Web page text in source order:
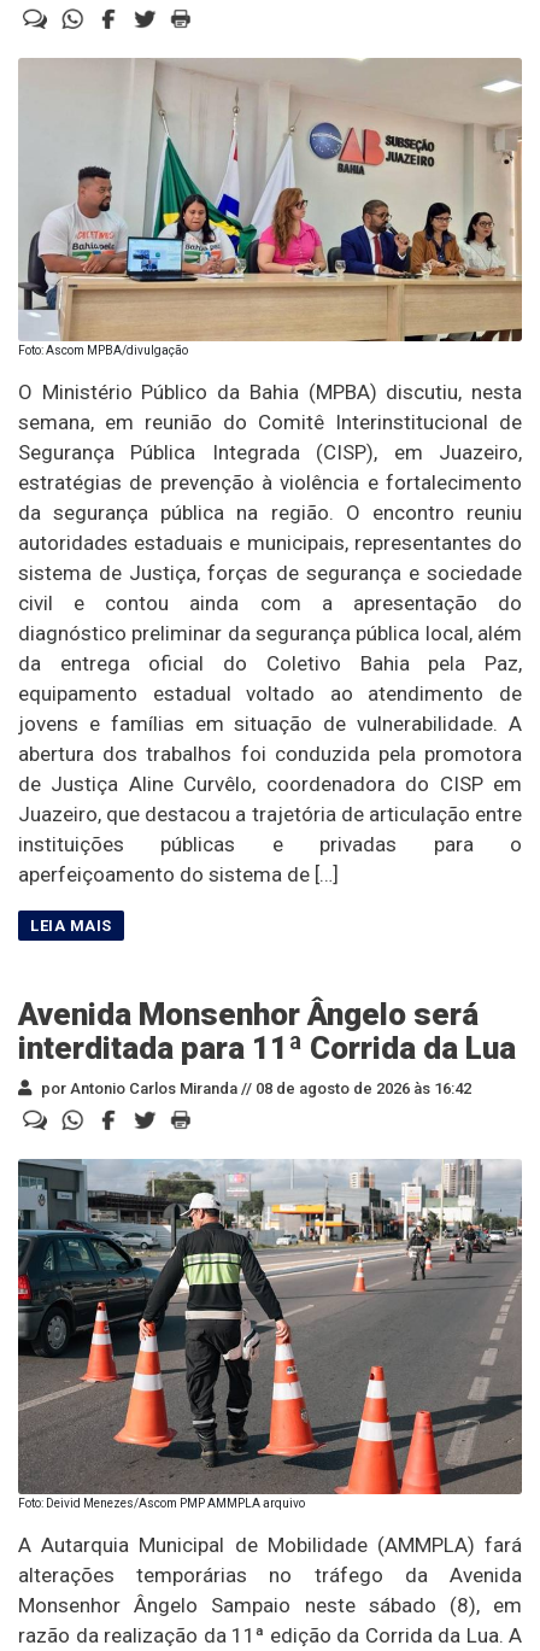
Foto: Ascom MPBA/divulgação
O Ministério Público da Bahia (MPBA) discutiu, nesta
semana, em reunião do Comitê Interinstitucional de
Segurança Pública Integrada (CISP), em Juazeiro,
estratégias de prevenção à violência e fortalecimento
da segurança pública na região. O encontro reuniu
autoridades estaduais e municipais, representantes do
sistema de Justiça, forças de segurança e sociedade
civil e contou ainda com a apresentação do
diagnóstico preliminar da segurança pública local, além
da entrega oficial do Coletivo Bahia pela Paz,
equipamento estadual voltado ao atendimento de
jovens e famílias em situação de vulnerabilidade. A
abertura dos trabalhos foi conduzida pela promotora
de Justiça Aline Curvêlo, coordenadora do CISP em
Juazeiro, que destacou a trajetória de articulação entre
instituições públicas e privadas para o
aperfeiçoamento do sistema de […]
Avenida Monsenhor Ângelo será
interditada para 11ª Corrida da Lua
por Antonio Carlos Miranda // 08 de agosto de 2026 às 16:42
Foto: Deivid Menezes/Ascom PMP AMMPLA arquivo
A Autarquia Municipal de Mobilidade (AMMPLA) fará
alterações temporárias no tráfego da Avenida
Monsenhor Ângelo Sampaio neste sábado (8), em
razão da realização da 11ª edição da Corrida da Lua. A